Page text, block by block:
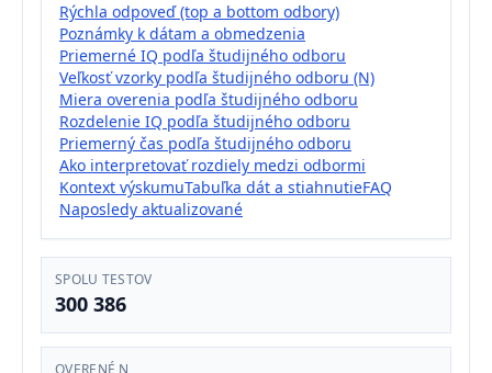
Rýchla odpoveď (top a bottom odbory)
Poznámky k dátam a obmedzenia
Priemerné IQ podľa študijného odboru
Veľkosť vzorky podľa študijného odboru (N)
Miera overenia podľa študijného odboru
Rozdelenie IQ podľa študijného odboru
Priemerný čas podľa študijného odboru
Ako interpretovať rozdiely medzi odbormi
Kontext výskumuTabuľka dát a stiahnutieFAQ
Naposledy aktualizované
SPOLU TESTOV
300 386
OVERENÉ N